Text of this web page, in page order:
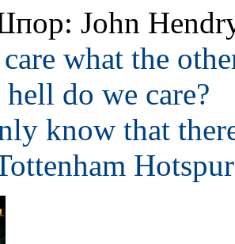
John
what the
do we care?
know that